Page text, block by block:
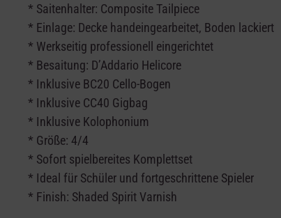
* Saitenhalter: Composite Tailpiece
* Einlage: Decke handeingearbeitet, Boden lackiert
* Werkseitig professionell eingerichtet
* Besaitung: D’Addario Helicore
* Inklusive BC20 Cello-Bogen
* Inklusive CC40 Gigbag
* Inklusive Kolophonium
* Größe: 4/4
* Sofort spielbereites Komplettset
* Ideal für Schüler und fortgeschrittene Spieler
* Finish: Shaded Spirit Varnish